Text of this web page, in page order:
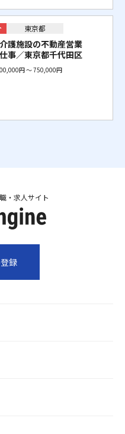
東京都
護施設の不動産営業
事／東京都千代田区
円 〜 750,000円
・求人サイト
録